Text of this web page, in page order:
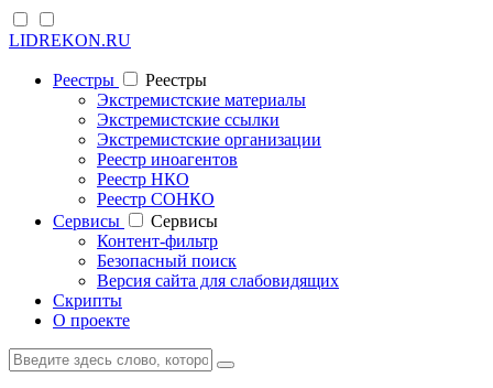
LIDREKON.RU
Реестры
Реестры
Экстремистские материалы
Экстремистские ссылки
Экстремистские организации
Реестр иноагентов
Реестр НКО
Реестр СОНКО
Cервисы
Cервисы
Контент-фильтр
Безопасный поиск
Версия сайта для слабовидящих
Скрипты
О проекте